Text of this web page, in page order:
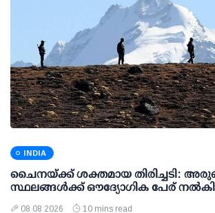
INDIA
ചൈനയ്ക്ക് ശക്തമായ തിരിച്ചടി:
സ്ഥലങ്ങള്‍ക്ക് ഔദ്യോഗിക പേര് നല്‍കി
08 08 2026 10 mins read